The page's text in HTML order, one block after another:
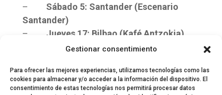
Gestionar consentimiento
Para ofrecer las mejores experiencias, utilizamos tecnologías como las
cookies para almacenar y/o acceder a la información del dispositivo. El
consentimiento de estas tecnologías nos permitirá procesar datos
– Sábado 5: Santander (Escenario
Santander)
– Jueves 17: Bilbao (Kafé Antzokia)
Viernes 25: Alicante (The One)